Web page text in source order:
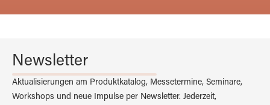
Newsletter
Aktualisierungen am Produktkatalog, Messetermine, Seminare,
Workshops und neue Impulse per Newsletter. Jederzeit,